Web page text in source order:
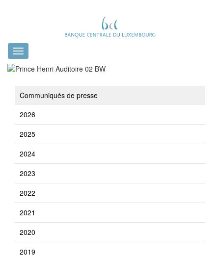
Toggle
navigation
Communiqués de presse
2026
2025
2024
2023
2022
2021
2020
2019